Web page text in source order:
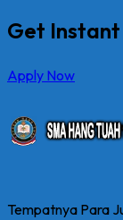
Get Instant
Apply Now
Tempatnya Para